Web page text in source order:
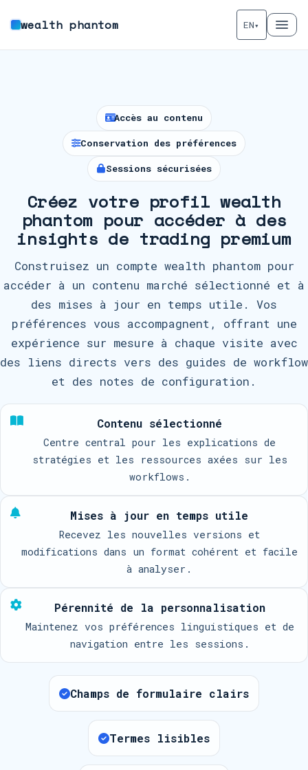
wealth phantom EN▾
Accès au contenu
Conservation des préférences
Sessions sécurisées
Créez votre profil wealth
phantom pour accéder à des
insights de trading premium
Construisez un compte wealth phantom pour
accéder à un contenu marché sélectionné et à
des mises à jour en temps utile. Vos
préférences vous accompagnent, offrant une
expérience sur mesure à chaque visite avec
des liens directs vers des guides de workflow
et des notes de configuration.
Contenu sélectionné
Centre central pour les explications de
stratégies et les ressources axées sur les
workflows.
Mises à jour en temps utile
Recevez les nouvelles versions et
modifications dans un format cohérent et facile
à analyser.
Pérennité de la personnalisation
Maintenez vos préférences linguistiques et de
navigation entre les sessions.
Champs de formulaire clairs
Termes lisibles